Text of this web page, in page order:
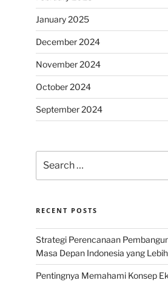
January 2025
December 2024
November 2024
October 2024
September 2024
for:
RECENT POSTS
Strategi Perencanaan
Masa Depan Indonesia yang
Pentingnya Memahami Konsep